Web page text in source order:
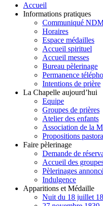
Accueil
Informations pratiques
Communiqué
Horaires
Espace médailles
Accueil spirituel
Accueil messes
Bureau pèlerinage
Permanence
Intentions de prière
La Chapelle aujourd’hui
Equipe
Groupes de prières
Atelier des enfants
Association de la
Propositions
Faire pèlerinage
Demande de
Accueil des
Pèlerinages
Indulgence
Apparitions et Médaille
Nuit du 18 juillet